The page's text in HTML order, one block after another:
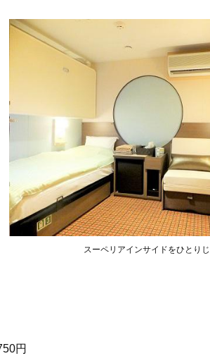
スーペリアインサイドをひとり
円